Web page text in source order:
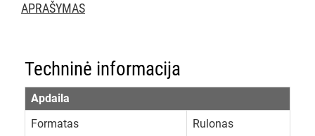
APRAŠYMAS
Techninė informacija
Apdaila
Formatas
Rulonas